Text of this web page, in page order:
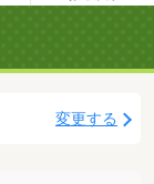
変更する